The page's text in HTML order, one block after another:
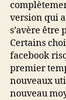
version qui
s’avère
Certains
facebook
premier
nouveaux
nouveau